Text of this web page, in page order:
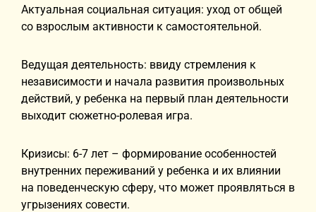
Актуальная социальная ситуация: уход от общей
со взрослым активности к самостоятельной.
Ведущая деятельность: ввиду стремления к
независимости и начала развития произвольных
действий, у ребенка на первый план деятельности
выходит сюжетно-ролевая игра.
Кризисы: 6-7 лет – формирование особенностей
внутренних переживаний у ребенка и их влиянии
на поведенческую сферу, что может проявляться в
угрызениях совести.